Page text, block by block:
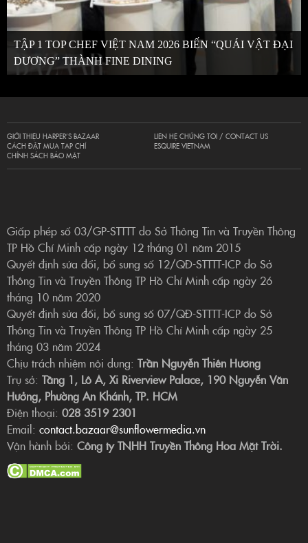
TẬP 1 TOP CHEF VIỆT NAM 2026 BIẾN “QUÁI VẬT ĐẠI
DƯƠNG” THÀNH FINE DINING
GIỚI THIỆU HARPER’S BAZAAR
CÁCH ĐẶT MUA TẠP CHÍ
CHÍNH SÁCH BẢO MẬT
LIÊN HỆ CHÚNG TÔI / CONTACT US
ESQUIRE VIETNAM
Giấp phép số 03/GP-STTTT do Sở Thông Tin và Truyền Thông
TP Hồ Chí Minh cấp ngày 12 tháng 01 năm 2015
Quyết định sửa đổi, bổ sung số 12/QĐ-STTTT-ICP do Sở
Thông Tin và Truyền Thông TP Hồ Chí Minh cấp ngày 26
tháng 10 năm 2020
Quyết định sửa đổi, bổ sung số 07/QĐ-STTTT-ICP do Sở
Thông Tin và Truyền Thông TP Hồ Chí Minh cấp ngày 25
tháng 03 năm 2024
Chịu trách nhiệm nội dung: Trần Nguyễn Thiên Hương
Trụ sở: Tầng 1, Lô A, Xi Riverview Palace, 190 Nguyễn Văn
Hưởng, Phường An Khánh, TP. HCM
Điện thoại: 028 3519 2301
Email: contact.bazaar@sunflowermedia.vn
Vận hành bởi: Công ty TNHH Truyền Thông Hoa Mặt Trời.